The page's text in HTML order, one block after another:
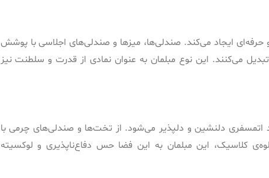
ایجاد می‌کند. صندلی‌ها، میزها و صندلی‌های اجلاسی با پوشش
می‌کنند. این نوع مبلمان به عنوان نمادی از قدرت و سلطنت نیز
اتمسفری دلنشین و دلپذیر می‌شود. از تخت‌ها و صندلی‌های چرمی با
کلاسیک، این مبلمان به این فضا حس دفاع‌ناپذیری و لوکسیته